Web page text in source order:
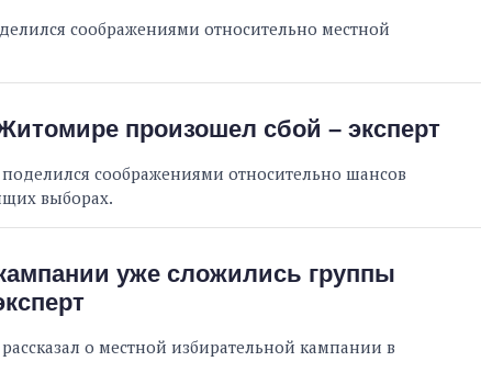
соображениями относительно местной
произошел сбой – эксперт
соображениями относительно шансов
выборах.
уже сложились группы
о местной избирательной кампании в